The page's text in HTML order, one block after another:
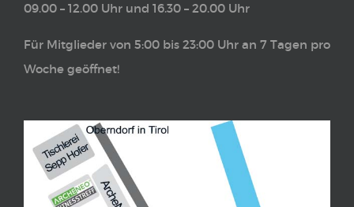
09.00 – 12.00 Uhr und 16.30 – 20.00 Uhr
Für Mitglieder von 5:00 bis 23:00 Uhr an 7 Tagen pro
Woche geöffnet!